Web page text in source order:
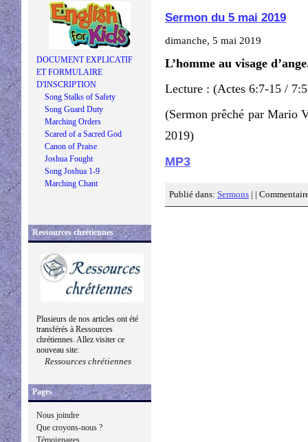
DOCUMENT EXPLICATIF
ET FORMULAIRE
D'INSCRIPTION
Song Stalks of Safety
Song Guard Duty
Marching Orders
Scared of a Sacred God
Canon of Praise
Joshua Fought
Song Joshua 1-9
Marching Chant
Ressources chrétiennes
Plusieurs de nos articles ont été
transférés à Ressources
chrétiennes. Allez visiter ce
nouveau site:
Ressources chrétiennes
Pages
Nous joindre
Que croyons-nous ?
Témoignages
Sermon du 5 mai 2019
dimanche, 5 mai 2019
L’homme au visage
Lecture : (Actes 6:7-15 /
(Sermon prêché par Mario
2019)
MP3
Publié dans: Sermons | |